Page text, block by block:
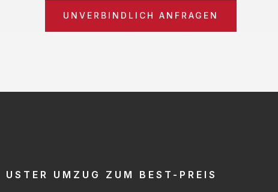
UNVERBINDLICH ANFRAGEN
USTER UMZUG ZUM BEST-PREIS